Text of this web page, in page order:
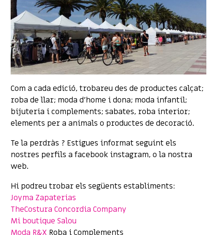
Com a cada edició, trobareu des de productes calçat;
roba de llar; moda d’home i dona; moda infantil;
bijuteria i complements; sabates, roba interior;
elements per a animals o productes de decoració.
Te la perdràs ? Estigues informat seguint els
nostres perfils a facebook instagram, o la nostra
web.
Hi podreu trobar els següents establiments:
Joyma Zapaterias
TheCostura Concordia Company
Mi boutique Salou
Moda R&X Roba i Complements